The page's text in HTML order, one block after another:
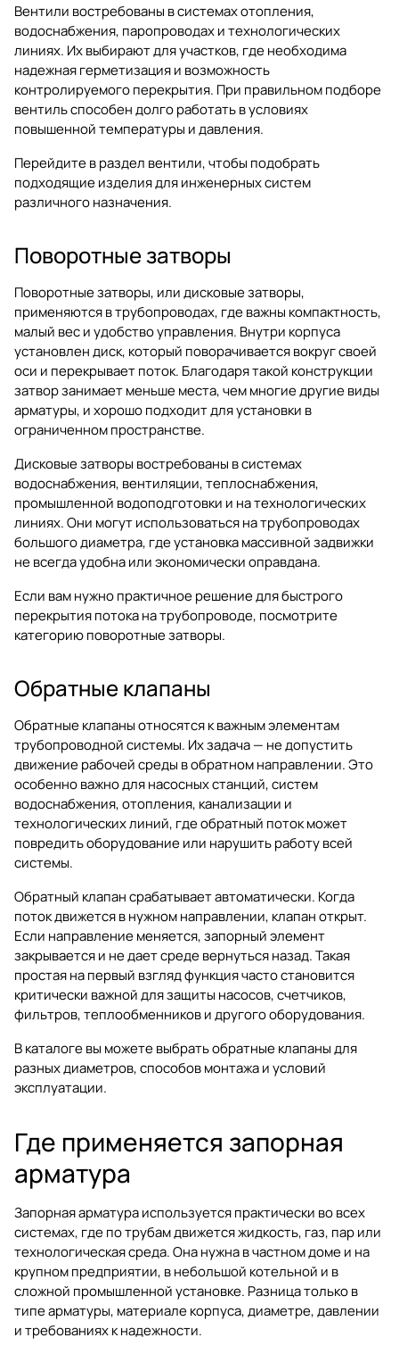
Вентили востребованы в системах отопления,
водоснабжения, паропроводах и технологических
линиях. Их выбирают для участков, где необходима
надежная герметизация и возможность
контролируемого перекрытия. При правильном подборе
вентиль способен долго работать в условиях
повышенной температуры и давления.
Перейдите в раздел вентили, чтобы подобрать
подходящие изделия для инженерных систем
различного назначения.
Поворотные затворы
Поворотные затворы, или дисковые затворы,
применяются в трубопроводах, где важны компактность,
малый вес и удобство управления. Внутри корпуса
установлен диск, который поворачивается вокруг своей
оси и перекрывает поток. Благодаря такой конструкции
затвор занимает меньше места, чем многие другие виды
арматуры, и хорошо подходит для установки в
ограниченном пространстве.
Дисковые затворы востребованы в системах
водоснабжения, вентиляции, теплоснабжения,
промышленной водоподготовки и на технологических
линиях. Они могут использоваться на трубопроводах
большого диаметра, где установка массивной задвижки
не всегда удобна или экономически оправдана.
Если вам нужно практичное решение для быстрого
перекрытия потока на трубопроводе, посмотрите
категориюповоротные затворы.
Обратные клапаны
Обратные клапаны относятся к важным элементам
трубопроводной системы. Их задача — не допустить
движение рабочей среды в обратном направлении. Это
особенно важно для насосных станций, систем
водоснабжения, отопления, канализации и
технологических линий, где обратный поток может
повредить оборудование или нарушить работу всей
системы.
Обратный клапан срабатывает автоматически. Когда
поток движется в нужном направлении, клапан открыт.
Если направление меняется, запорный элемент
закрывается и не дает среде вернуться назад. Такая
простая на первый взгляд функция часто становится
критически важной для защиты насосов, счетчиков,
фильтров, теплообменников и другого оборудования.
В каталоге вы можете выбратьобратные клапаныдля
разных диаметров, способов монтажа и условий
эксплуатации.
Где применяется запорная
арматура
Запорная арматура используется практически во всех
системах, где по трубам движется жидкость, газ, пар или
технологическая среда. Она нужна в частном доме и на
крупном предприятии, в небольшой котельной и в
сложной промышленной установке. Разница только в
типе арматуры, материале корпуса, диаметре, давлении
и требованиях к надежности.